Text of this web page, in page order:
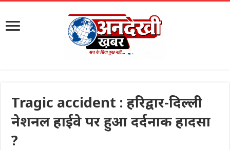
Tragic accident : हरिद्वार-दिल्ली
नेशनल हाईवे पर हुआ दर्दनाक हादसा
?